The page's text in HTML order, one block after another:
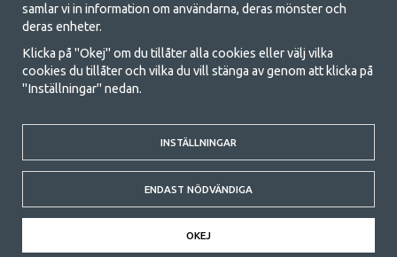
GetCamping.se - Din butik för camping
och uteliv
Att campa kan antingen vara en livsstil eller ett sätt att samla familjen
för ett gemensamt äventyr. Oavsett vilken kategori du tillhör hittar du
med att campa så därför erbjuder vi riktigt bra priser på familjetält,
husvagnstält och all annan utrustning för camping och friluftsliv. Vårt
mål är att i varje priskategori erbjuda den bästa campingutrustningen
gällande kvalitet och funktionalitet. Ta gärna kontakt med oss om det
är något du saknar eller vill veta mer om.
© 2020 GetCamping. All rights reserved.
samlar vi in information om användarna, deras mönster och
deras enheter.
Klicka på "Okej" om du tillåter alla cookies eller välj vilka
cookies du tillåter och vilka du vill stänga av genom att klicka på
"Inställningar" nedan.
INSTÄLLNINGAR
ENDAST NÖDVÄNDIGA
OKEJ